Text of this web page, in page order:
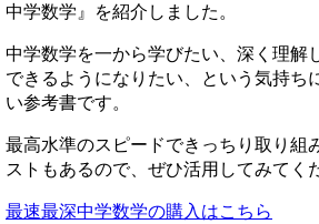
中学数学』を紹介しました。
中学数学を一から学びたい、深く理解
できるようになりたい、という気持ち
い参考書です。
最高水準のスピードできっちり取り組
ストもあるので、ぜひ活用してみてく
最速最深中学数学の購入はこちら